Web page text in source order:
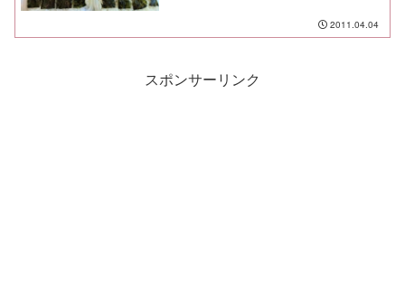
しいよう。今日のお弁当は「ノリ弁の食
べ方が分からない！ノリだけ全部取れち
2011.04.04
スポンサーリンク